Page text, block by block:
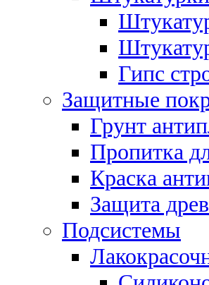
Гипс
Защитные
Грунт
Пропитка
Краска
Защита
Подсистемы